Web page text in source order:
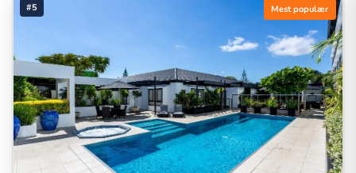
#5 Mest populær